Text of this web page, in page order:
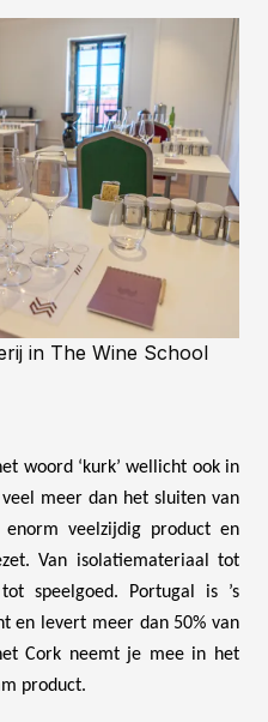
in The Wine School
woord ‘kurk’ wellicht ook in
meer dan het sluiten van
veelzijdig product en
Van isolatiemateriaal tot
speelgoed. Portugal is ’s
en levert meer dan 50% van
Cork neemt je mee in het
product.